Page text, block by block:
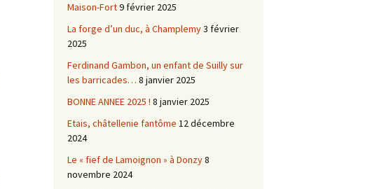
Maison-Fort9 février 2025
La forge d’un duc, à Champlemy3 février
2025
Ferdinand Gambon, un enfant de Suilly sur
les barricades… 8 janvier 2025
BONNE ANNEE 2025 ! 8 janvier 2025
Etais, châtellenie fantôme 12 décembre
2024
Le « fief de Lamoignon » à Donzy8
novembre 2024